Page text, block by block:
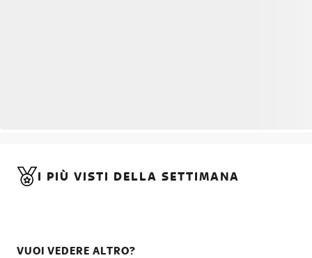
I PIÙ VISTI DELLA SETTIMANA
VUOI VEDERE ALTRO?